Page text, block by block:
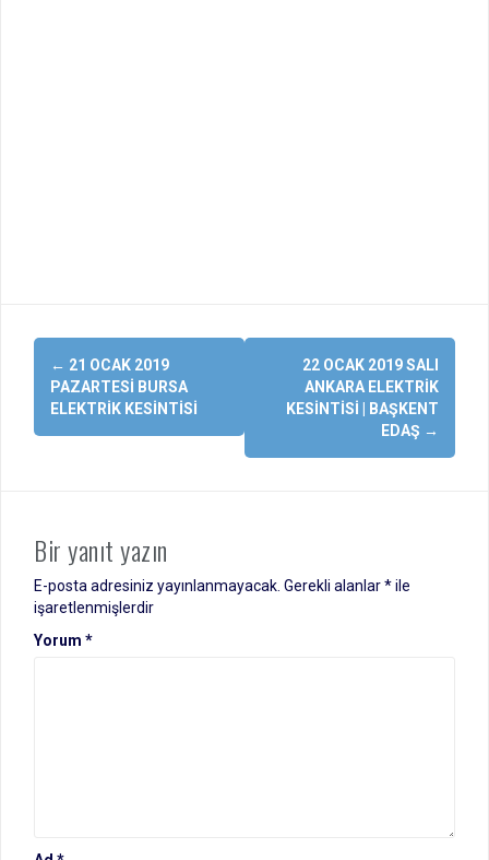
Yazı
dolaşımı
← 21 OCAK 2019
PAZARTESI BURSA
ELEKTRIK KESINTISI
22 OCAK 2019 SALI
ANKARA ELEKTRIK
KESINTISI | BAŞKENT
EDAŞ →
Bir yanıt yazın
E-posta adresiniz yayınlanmayacak. Gerekli alanlar*ile
işaretlenmişlerdir
Yorum *